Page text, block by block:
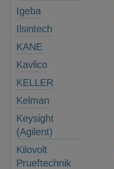
Igeba
Ilsintech
KANE
Kavlico
KELLER
Kelman
Keysight
(Agilent)
Kilovolt
Prueftechnik